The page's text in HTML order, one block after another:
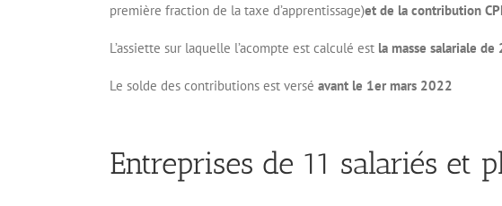
première fraction de la taxe d’apprentissage)et de la contribution
L’assiette sur laquelle l’acompte est calculé est la masse salariale de
Le solde des contributions est versé avant le 1er mars 2022
Entreprises de 11 salariés et